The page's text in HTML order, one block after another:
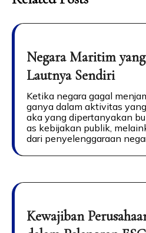
Negara Maritim
Lautnya Sendiri
Ketika negara gagal
ganya dalam aktivitas
aka yang dipertanyakan
as kebijakan publik,
dari penyelenggaraan
Kewajiban